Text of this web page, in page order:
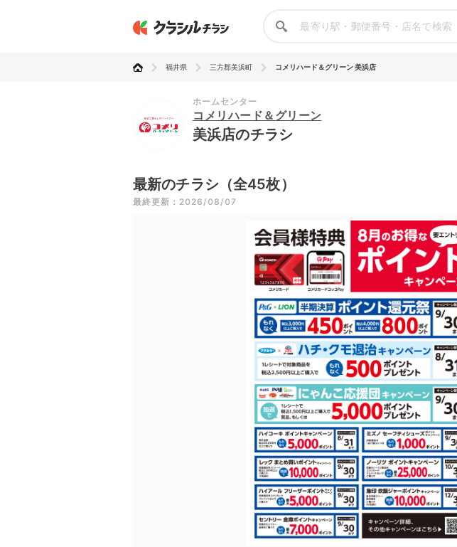
福井県 三方郡美浜町 コメリハード＆グリーン 美浜店
ホームセンター
コメリハード＆グリーン
美浜店のチラシ
最新のチラシ（全45枚）
最終更新：2026/08/07